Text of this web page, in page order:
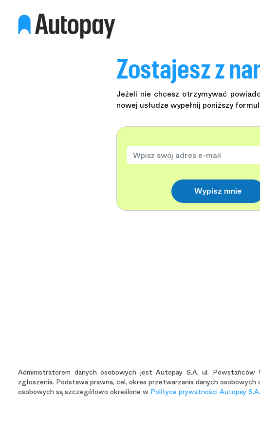
Zostajesz z
Jeżeli nie chcesz otrzymywać
nowej usłudze wypełnij poniższy
Wypisz mnie
Administratorem danych osobowych jest Autopay S.A. ul.
zgłoszenia. Podstawa prawna, cel, okres przetwarzania danych
osobowych są szczegółowo określone w Polityce prywatności Autopay S.A.